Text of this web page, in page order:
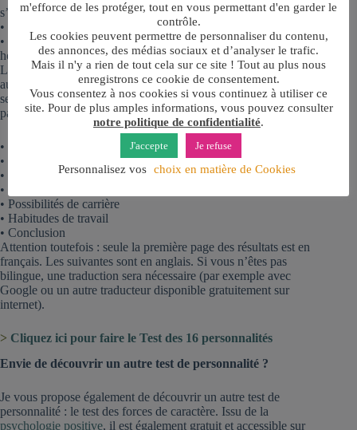
s’enregistrer ni de laisser un mail ou son nom.
• Le test dure moins de 12 minutes.
• Il convient de répondre à 60 questions avec spontanéité et
honnêteté.
Le nom de votre profil s’affiche dès que vous avez répondu
aux questions. En bas de cette page qui annonce votre profil et
ses principales caractéristiques, vous pouvez cliquer vers les
pages suivantes avec l’analyse des thèmes suivants :
• Forces et faiblesses
• Relations amoureuses
• Amitiés
• Parentalité
• Possibilités de carrière
• Habitudes de travail
• Conclusion
Attention toutefois : seule la première page des résultats est en
français. Les suivantes sont en anglais. Si vous n’êtes pas
bilingue, une traduction sera nécessaire (par exemple avec
Google ou un autre traducteur disponible gratuitement sur
internet).
> Cliquez ici pour faire le Test des 16 personnalités
Envie de découvrir un autre test de personnalité ?
Je vous propose également de découvrir un autre test de
personnalité : le test des forces de caractère. Issu de la
psychologie positive, il est également gratuit et accessible sur
m'efforce de les protéger, tout en vous permettant d'en garder le
contrôle.
Les cookies peuvent permettre de personnaliser du contenu,
des annonces, des médias sociaux et d’analyser le trafic.
Mais il n'y a rien de tout cela sur ce site ! Tout au plus nous
enregistrons ce cookie de consentement.
Vous consentez à nos cookies si vous continuez à utiliser ce
site. Pour de plus amples informations, vous pouvez consulter
notre politique de confidentialité.
J'accepte Je refuse
Personnalisez vos choix en matière de Cookies